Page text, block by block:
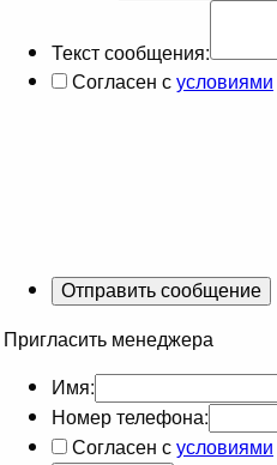
Текст сообщения:
Согласен сусловиями
Пригласить менеджера
Имя:
Номер телефона:
Согласен сусловиями